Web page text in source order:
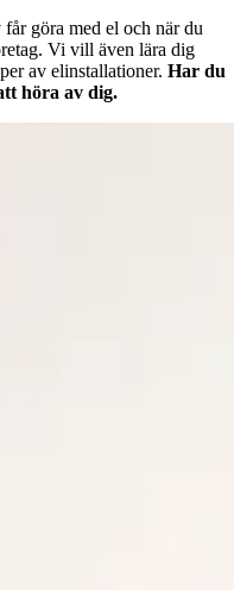
göra med el och när du
Vi vill även lära dig
av elinstallationer. Har du
höra av dig.